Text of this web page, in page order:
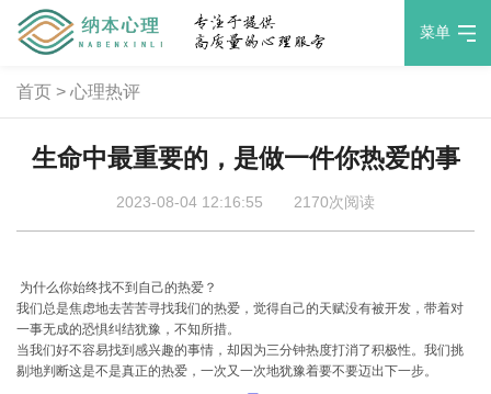
菜单
首页> 心理热评
生命中最重要的，是做一件你热爱的事
2023-08-04 12:16:55 2170次阅读
为什么你始终找不到自己的热爱？
我们总是焦虑地去苦苦寻找我们的热爱，觉得自己的天赋没有被开发，带着对
一事无成的恐惧纠结犹豫，不知所措。
当我们好不容易找到感兴趣的事情，却因为三分钟热度打消了积极性。我们挑
剔地判断这是不是真正的热爱，一次又一次地犹豫着要不要迈出下一步。